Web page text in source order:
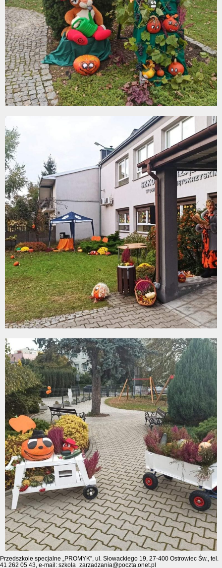
Przedszkole specjalne „PROMYK”, ul. Słowackiego 19, 27-400 Ostrowiec Św., tel.
41 262 05 43, e-mail: szkola_zarzadzania@poczta.onet.pl